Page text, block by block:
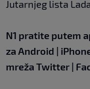
Jutarnjeg lista
N1 pratite putem
za Android |
mreža Twitter |